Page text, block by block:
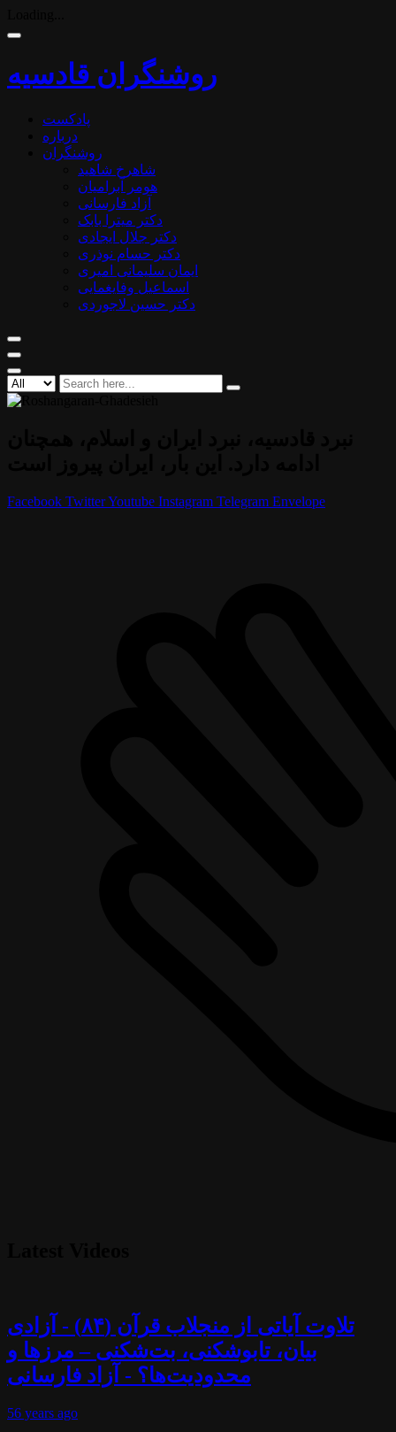
روشنگران قادسیه
پادکست
درباره
روشنگران
شاهرخ شاهید
هومر آبرامیان
آزاد فارسانی
دکتر میترا بابک
دکتر جلال ایجادی
دکتر حسام نوذری
ایمان سلیمانی امیری
اسماعیل وفایغمایی
دکتر حسین لاجوردی
Facebook TwitterYoutube Instagram Telegram Envelope
تلاوت آیاتی از منجلاب قرآن (۸۴) - آزادی
بیان، تابوشکنی، بت‌شکنی – مرزها و
محدودیت‌ها؟ - آزاد فارسانی
56 years ago